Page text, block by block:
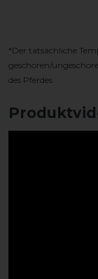
*Der tatsächliche
geschoren/
des Pferdes